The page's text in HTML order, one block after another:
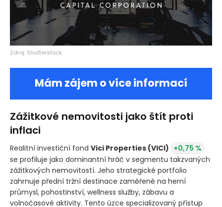
Zdroj: Shutterstock
Mám zájem o více informací
Zážitkové nemovitosti jako štít proti
inflaci
Realitní investiční fond Vici Properties (VICI) +0,75 %
se profiluje jako dominantní hráč v segmentu takzvaných
zážitkových nemovitostí. Jeho strategické portfolio
zahrnuje přední tržní destinace zaměřené na herní
průmysl, pohostinství, wellness služby, zábavu a
volnočasové aktivity. Tento úzce specializovaný přístup